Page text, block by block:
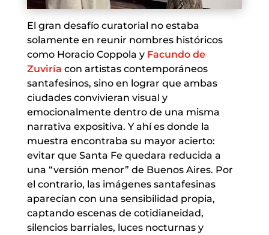
El gran desafío curatorial no estaba
solamente en reunir nombres históricos
como Horacio Coppola y Facundo de
Zuviría con artistas contemporáneos
santafesinos, sino en lograr que ambas
ciudades convivieran visual y
emocionalmente dentro de una misma
narrativa expositiva. Y ahí es donde la
muestra encontraba su mayor acierto:
evitar que Santa Fe quedara reducida a
una “versión menor” de Buenos Aires. Por
el contrario, las imágenes santafesinas
aparecían con una sensibilidad propia,
captando escenas de cotidianeidad,
silencios barriales, luces nocturnas y